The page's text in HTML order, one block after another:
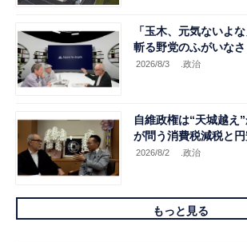
「玉木、元気ないよ
斬る野党のふがいなさ
2026/8/3 .政治
自維政権は“天城越
が問う消費税減税と
2026/8/2 .政治
もっと見る